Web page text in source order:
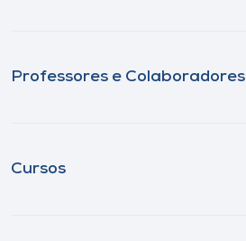
Professores e Colaboradores
Cursos